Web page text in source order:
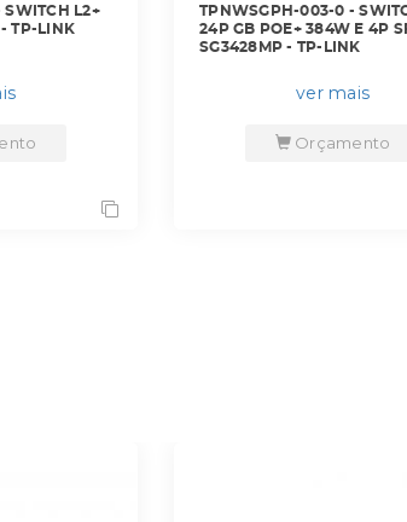
L2+
- TP-LINK
TPNWSGPH-003-0 -
24P GB POE+ 384W E 4P
SG3428MP - TP-LINK
ver mais
Orçamento